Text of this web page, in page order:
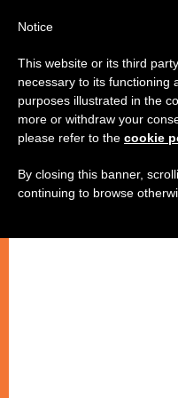
في قضية
بيبي في باكستان
Notice
This website or its third
necessary to its functioning
purposes illustrated in the
more or withdraw your
please refer to the cookie
By closing this banner,
continuing to browse